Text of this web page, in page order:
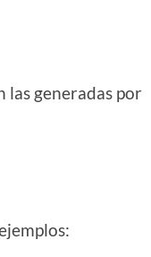
las generadas por